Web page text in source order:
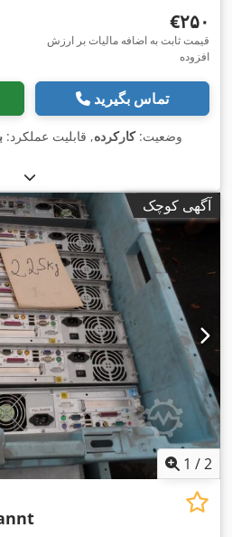
‎€۲۵۰
قیمت ثابت به اضافه مالیات بر ارزش
افزوده
تماس بگیرید
وضعیت:کارکرده, قابلیت عملکرد:
آگهی کوچک
1 /2